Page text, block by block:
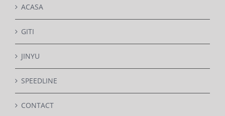
ACASA
GITI
JINYU
SPEEDLINE
CONTACT